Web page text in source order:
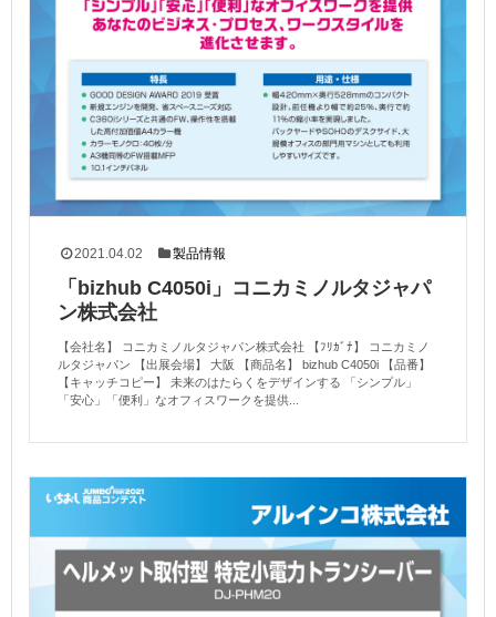
2021.04.02 製品情報
「bizhub C4050i」コニカミノルタジャパ
ン株式会社
【会社名】 コニカミノルタジャパン株式会社 【ﾌﾘｶﾞﾅ】 コニカミノ
ルタジャパン 【出展会場】 大阪 【商品名】 bizhub C4050i 【品番】
【キャッチコピー】 未来のはたらくをデザインする 「シンプル」
「安心」「便利」なオフィスワークを提供...